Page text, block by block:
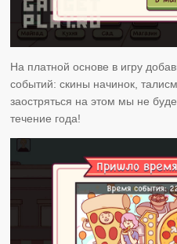
На платной основе в игру
событий: скины начинок,
заостряться на этом мы не
течение года!